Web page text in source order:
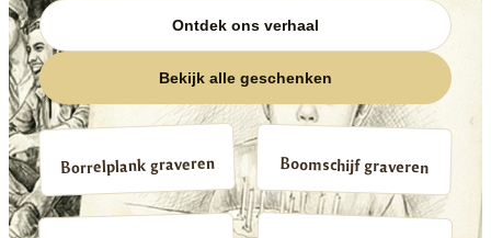
Ontdek ons verhaal
Bekijk alle geschenken
Borrelplank graveren Boomschijf graveren